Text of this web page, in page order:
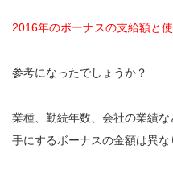
2016年のボーナスの支給額と
参考になったでしょうか？
業種、勤続年数、会社の業績な
手にするボーナスの金額は異な